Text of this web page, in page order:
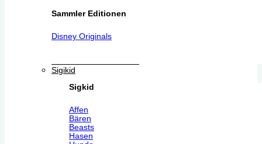
Sammler Editionen
Disney Originals
Sigikid
Sigkid
Affen
Bären
Beasts
Hasen